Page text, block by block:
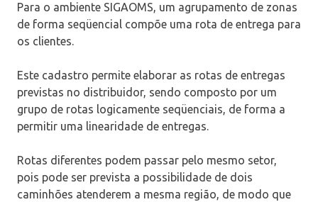
Para o ambiente SIGAOMS, um agrupamento de zonas
de forma seqüencial compõe uma rota de entrega para
os clientes.
Este cadastro permite elaborar as rotas de entregas
previstas no distribuidor, sendo composto por um
grupo de rotas logicamente seqüenciais, de forma a
permitir uma linearidade de entregas.
Rotas diferentes podem passar pelo mesmo setor,
pois pode ser prevista a possibilidade de dois
caminhões atenderem a mesma região, de modo que